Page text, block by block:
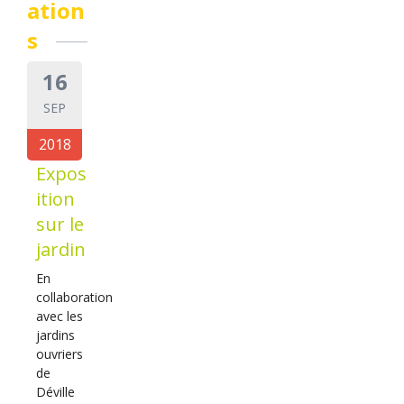
ation
s
16
SEP
2018
Expos
ition
sur le
jardin
En
collaboration
avec les
jardins
ouvriers
de
Déville